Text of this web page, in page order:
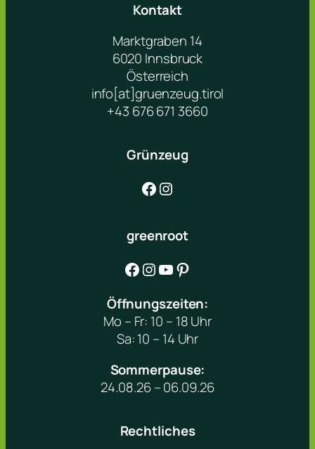
Kontakt
Marktgraben 14
6020 Innsbruck
Österreich
info[at]gruenzeug.tirol
+43 676 671 3660
Grünzeug
Facebook Instagram
greenroot
Facebook Instagram YouTube Pinterest
Öffnungszeiten:
Mo – Fr: 10 – 18 Uhr
Sa: 10 – 14 Uhr
Sommerpause:
24.08.26 – 06.09.26
Rechtliches